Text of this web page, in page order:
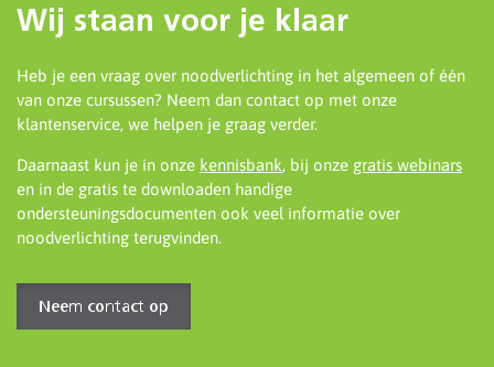
Wij staan voor je klaar
Heb je een vraag over noodverlichting in het algemeen of één
van onze cursussen? Neem dan contact op met onze
klantenservice, we helpen je graag verder.
Daarnaast kun je in onze kennisbank, bij onze gratis webinars
en in de gratis te downloaden handige
ondersteuningsdocumenten ook veel informatie over
noodverlichting terugvinden.
Neem contact op